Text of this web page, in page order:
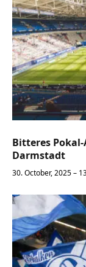
Bitteres
Darmstadt
30. October, 2025 –